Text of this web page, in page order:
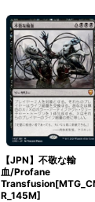
【JPN】不敬な輸
血/Profane
R_145M]